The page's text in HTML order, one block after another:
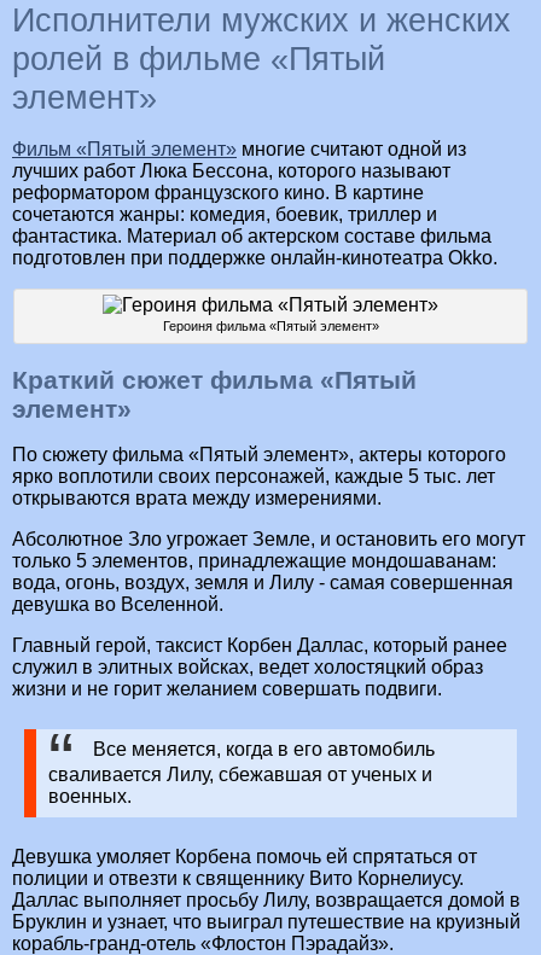
Исполнители мужских и женских
ролей в фильме «Пятый
элемент»
Фильм «Пятый элемент» многие считают одной из
лучших работ Люка Бессона, которого называют
реформатором французского кино. В картине
сочетаются жанры: комедия, боевик, триллер и
фантастика. Материал об актерском составе фильма
подготовлен при поддержке онлайн-кинотеатра Okko.
Героиня фильма «Пятый элемент»
Краткий сюжет фильма «Пятый
элемент»
По сюжету фильма «Пятый элемент», актеры которого
ярко воплотили своих персонажей, каждые 5 тыс. лет
открываются врата между измерениями.
Абсолютное Зло угрожает Земле, и остановить его могут
только 5 элементов, принадлежащие мондошаванам:
вода, огонь, воздух, земля и Лилу - самая совершенная
девушка во Вселенной.
Главный герой, таксист Корбен Даллас, который ранее
служил в элитных войсках, ведет холостяцкий образ
жизни и не горит желанием совершать подвиги.
Все меняется, когда в его автомобиль
сваливается Лилу, сбежавшая от ученых и
военных.
Девушка умоляет Корбена помочь ей спрятаться от
полиции и отвезти к священнику Вито Корнелиусу.
Даллас выполняет просьбу Лилу, возвращается домой в
Бруклин и узнает, что выиграл путешествие на круизный
корабль-гранд-отель «Флостон Пэрадайз».